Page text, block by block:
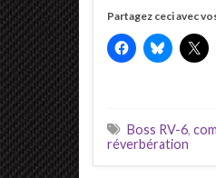
Partagez ceci avec
Boss RV-6,
réverbération